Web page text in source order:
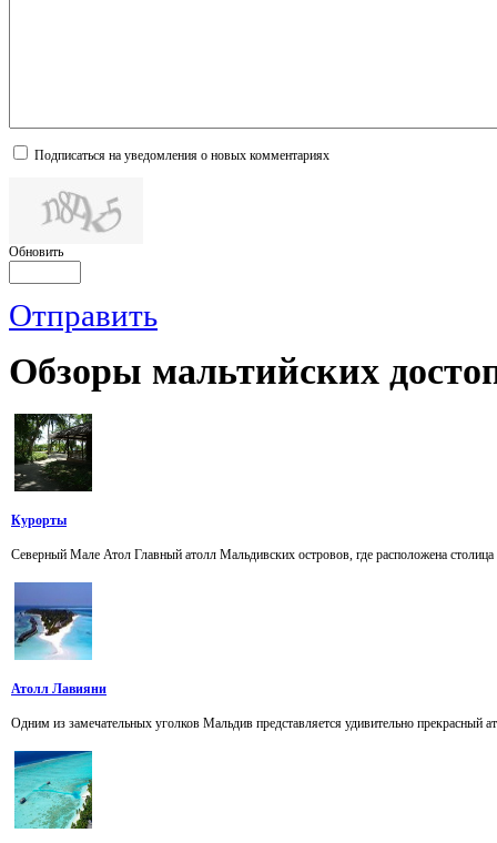
Подписаться на уведомления о новых комментариях
Обновить
Отправить
Обзоры мальтийских
Курорты
Северный Мале Атол Главный атолл Мальдивских островов, где расположена
Атолл Лавияни
Одним из замечательных уголков Мальдив представляется удивительно прекрасный